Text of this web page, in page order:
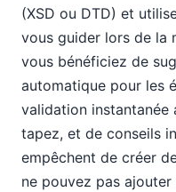
(XSD ou DTD) et
vous guider lors de la
vous bénéficiez de
automatique pour les
validation instantanée
tapez, et de conseils
empêchent de créer
ne pouvez pas